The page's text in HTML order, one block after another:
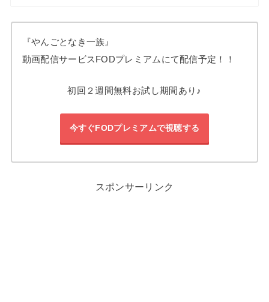
『やんごとなき一族』
動画配信サービスFODプレミアムにて配信予定！！
初回２週間無料お試し期間あり♪
今すぐFODプレミアムで視聴する
スポンサーリンク